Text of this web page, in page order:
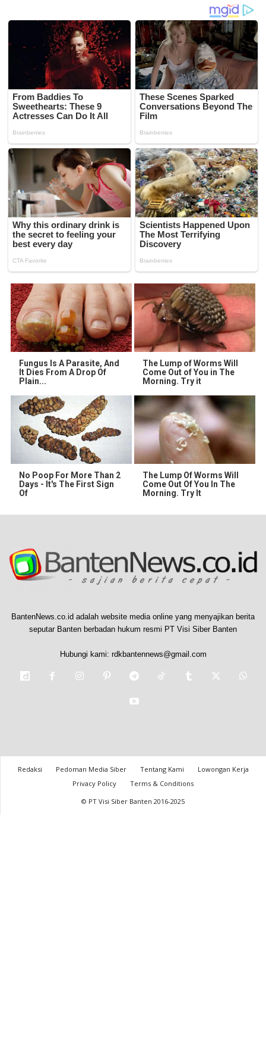
Fungus Is A Parasite, And
It Dies From A Drop Of
Plain...
The Lump of Worms Will
Come Out of You in The
Morning. Try it
No Poop For More Than 2
Days - It's The First Sign
Of
The Lump Of Worms Will
Come Out Of You In The
Morning. Try It
BantenNews.co.id adalah website media online yang menyajikan berita
seputar Banten berbadan hukum resmi PT Visi Siber Banten
Hubungi kami: rdkbantennews@gmail.com
Redaksi Pedoman Media Siber Tentang Kami
Lowongan Kerja
Privacy Policy
Terms & Conditions
© PT Visi Siber Banten 2016-2025